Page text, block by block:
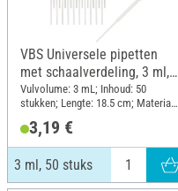
VBS Universele pipetten
met schaalverdeling, 3 ml,
50 stuks
Vulvolume: 3 mL; Inhoud: 50
stukken; Lengte: 18.5 cm; Materiaal:
3,19 €
3 ml, 50 stuks